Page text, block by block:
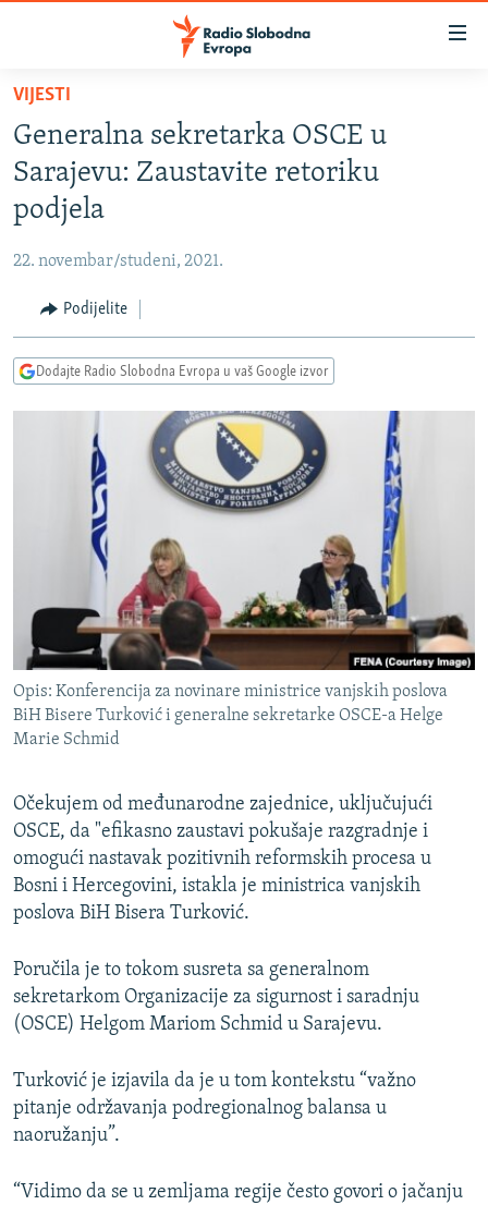
Pređite
glavni
sadržaj
Pređite
na
glavnu
Pređite
na
pretragu
SRBIJA
KOSOVO
CRNA GORA
VIZUELNO
INFOGRAFIKE
RAT U UKRAJINI
KINA NA BALKANU
RSE PRIČE IZ SVIJETA
ISPRIČAJ MI
DNEVNO@RSE
SPECIJALI RSE
VIŠE OD NASLOVA
GENOCID U SREBRENICI
POPLAVE I KLIZIŠTA U BIH 2024.
TV LIBERTY
MOJA EVROPA
TRI DECENIJE OD RATA U BIH
SVE KARTE DEJTONA
PRATITE NAS
Sve RFE/RL stranice
VIJESTI
Generalna sekretarka OSCE u
Sarajevu: Zaustavite retoriku
podjela
22. novembar/studeni, 2021.
Podijelite
Dodajte Radio Slobodna Evropa u vaš Google izvor
Opis: Konferencija za novinare ministrice vanjskih poslova
BiH Bisere Turković i generalne sekretarke OSCE-a Helge
Marie Schmid
Očekujem od međunarodne zajednice, uključujući
OSCE, da "efikasno zaustavi pokušaje razgradnje i
omogući nastavak pozitivnih reformskih procesa u
Bosni i Hercegovini, istakla je ministrica vanjskih
poslova BiH Bisera Turković.
Poručila je to tokom susreta sa generalnom
sekretarkom Organizacije za sigurnost i saradnju
(OSCE) Helgom Mariom Schmid u Sarajevu.
Turković je izjavila da je u tom kontekstu “važno
pitanje održavanja podregionalnog balansa u
naoružanju”.
“Vidimo da se u zemljama regije često govori o jačanju